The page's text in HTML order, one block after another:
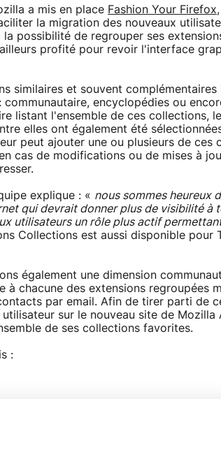
a mis en place Fashion Your Firefox
la migration des nouveaux
possibilité de regrouper ses
profité pour revoir l'interface
similaires et souvent complémentaires
encyclopédies ou
listant l'ensemble de ces collections,
elles ont également été
peut ajouter une ou plusieurs de ces
cas de modifications ou de mises à
explique : « nous sommes heureux
qui devrait donner plus de visibilité à
utilisateurs un rôle plus actif
Collections est aussi disponible pour
également une dimension
à chacune des extensions regroupées
par email. Afin de tirer parti de
sur le nouveau site de Mozilla
de ses collections favorites.
: